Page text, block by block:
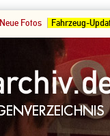
Neue Fotos Fahrzeug-